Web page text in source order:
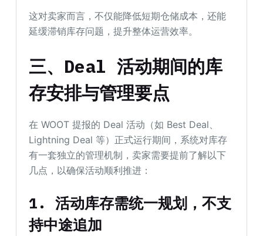
这对卖家而言，不仅能降低短期仓储成本，还能
延缓滞销库存问题，提升整体运营效率。
三、Deal 活动期间的库
存安排与管理要点
在 WOOT 提报的 Deal 活动（如 Best Deal、
Lightning Deal 等）正式运行期间，系统对库存
有一套独立的管理机制，卖家需要提前了解以下
几点，以确保活动顺利推进：
1. 活动库存需统一规划，不支
持中途追加